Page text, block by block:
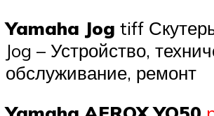
Yamaha Jog tiff
Jog – Устройство,
обслуживание, ремонт